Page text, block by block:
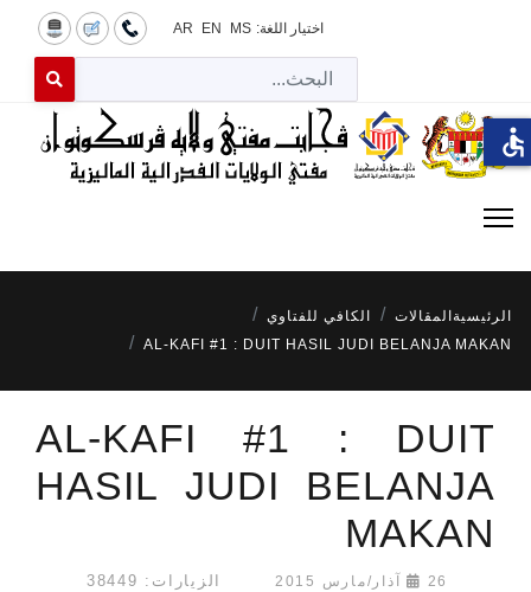
اختيار اللغة: MS
EN
AR
for results.
الرئيسية المقالات
الكافي للفتاوي
AL-KAFI #1 : DUIT HASIL JUDI BELANJA MAKAN
AL-KAFI #1 : DUIT
HASIL JUDI BELANJA
MAKAN
26 آذار/مارس 2015 الزيارات: 38449
accessible